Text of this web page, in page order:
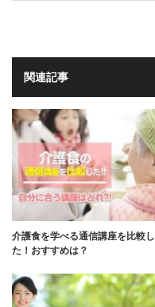
関連記事
介護食を学べる通信講座を比較し
た！おすすめは？